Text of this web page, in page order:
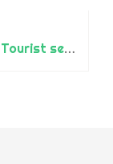
Andalusian roots, Travel guides & Tourist services